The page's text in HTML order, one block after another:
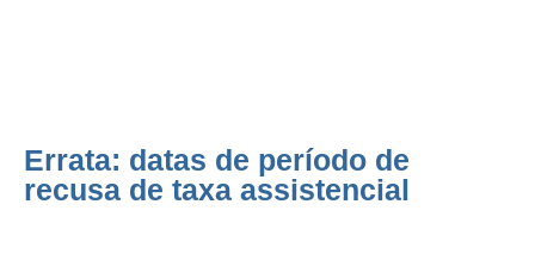
Errata: datas de período de
recusa de taxa assistencial